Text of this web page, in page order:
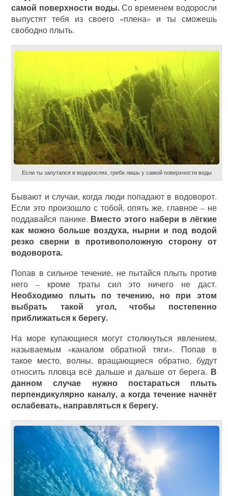
самой поверхности воды.Со временем водоросли
выпустят тебя из своего «плена» и ты сможешь
свободно плыть.
Если ты запутался в водорослях, греби лишь у самой поверхности воды
Бывают и случаи, когда люди попадают в водоворот.
Если это произошло с тобой, опять же, главное – не
поддавайся панике. Вместо этого набери в лёгкие
как можно больше воздуха, нырни и под водой
резко сверни в противоположную сторону от
водоворота.
Попав в сильное течение, не пытайся плыть против
него – кроме траты сил это ничего не даст.
Необходимо плыть по течению, но при этом
выбрать такой угол, чтобы постепенно
приближаться к берегу.
На море купающиеся могут столкнуться явлением,
называемым «каналом обратной тяги». Попав в
такое место, волны, вращающиеся обратно, будут
относить пловца всё дальше и дальше от берега. В
данном случае нужно постараться плыть
перпендикулярно каналу, а когда течение начнёт
ослабевать, направляться к берегу.